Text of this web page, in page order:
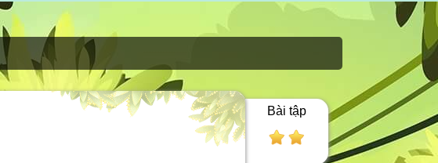
Bài tập